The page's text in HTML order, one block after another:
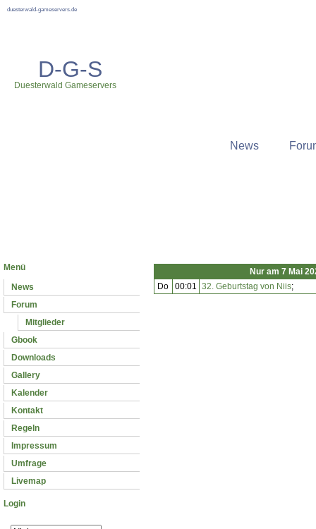
duesterwald-gameservers.de
D-G-S
Duesterwald Gameservers
News
Menü
News
Forum
Mitglieder
Gbook
Downloads
Gallery
Kalender
Kontakt
Regeln
Impressum
Umfrage
Livemap
Login
Nur am 7 Mai
Do
00:01 32. Geburtstag von Niis;